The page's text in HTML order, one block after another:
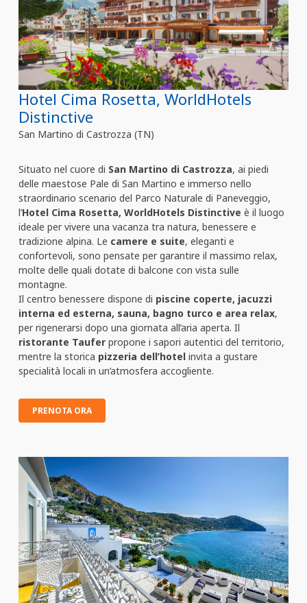
Hotel Cima Rosetta, WorldHotels
Distinctive
San Martino di Castrozza (TN)
Situato nel cuore di San Martino di Castrozza, ai piedi
delle maestose Pale di San Martino e immerso nello
straordinario scenario del Parco Naturale di Paneveggio,
l’Hotel Cima Rosetta, WorldHotels Distinctive è il luogo
ideale per vivere una vacanza tra natura, benessere e
tradizione alpina. Le camere e suite, eleganti e
confortevoli, sono pensate per garantire il massimo relax,
molte delle quali dotate di balcone con vista sulle
montagne.
Il centro benessere dispone di piscine coperte, jacuzzi
interna ed esterna, sauna, bagno turco e area relax,
per rigenerarsi dopo una giornata all’aria aperta. Il
ristorante Taufer propone i sapori autentici del territorio,
mentre la storica pizzeria dell’hotel invita a gustare
specialità locali in un’atmosfera accogliente.
PRENOTA ORA